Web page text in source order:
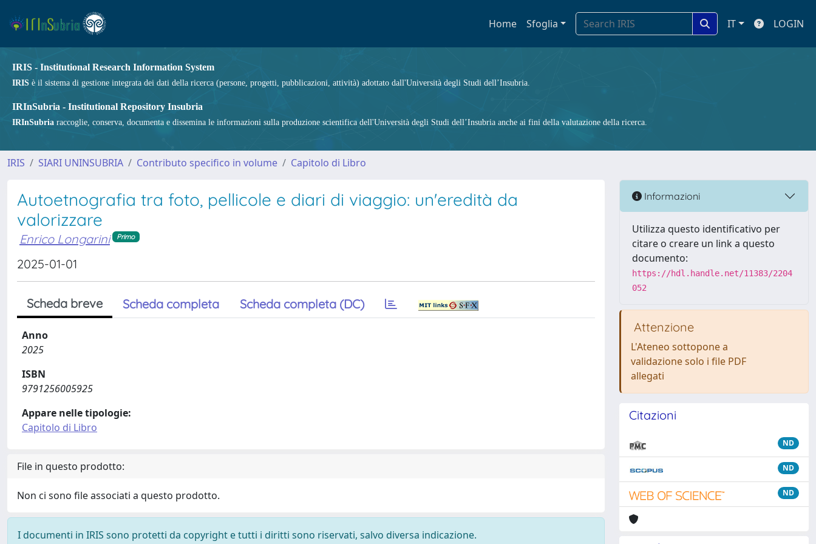
Home Sfoglia IT LOGIN
IRIS - Institutional Research Information System
IRIS è il sistema di gestione integrata dei dati della ricerca (persone, progetti, pubblicazioni, attività) adottato dall'Università degli Studi dell’Insubria.
IRInSubria - Institutional Repository Insubria
IRInSubria raccoglie, conserva, documenta e dissemina le informazioni sulla produzione scientifica dell'Università degli Studi dell’Insubria anche ai fini della valutazione della ricerca.
IRIS SIARI UNINSUBRIA Contributo specifico in volume Capitolo di Libro
Autoetnografia tra foto, pellicole e diari di viaggio: un'eredità da
valorizzare
Enrico Longarini Primo
2025-01-01
Scheda breve Scheda completa Scheda completa (DC)
Anno
2025
ISBN
9791256005925
Appare nelle tipologie:
Capitolo di Libro
File in questo prodotto:
Non ci sono file associati a questo prodotto.
I documenti in IRIS sono protetti da copyright e tutti i diritti sono riservati, salvo diversa indicazione.
Informazioni
Utilizza questo identificativo per
citare o creare un link a questo
documento:
https://hdl.handle.net/11383/2204
052
Attenzione
L'Ateneo sottopone a
validazione solo i file PDF
allegati
Citazioni
ND
ND
ND